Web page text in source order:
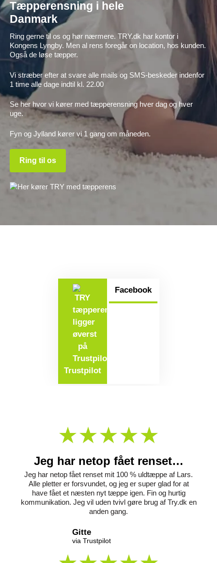
Tæpperensning i hele
Danmark
Ring gerne til os og hør nærmere. TRY.dk har kontor i
Kongens Lyngby. Men al rens foregår on location, hos kunden.
Også de løse tæpper.
Vi stræber efter at svare alle mails og SMS-beskeder indenfor
1 time alle dage indtil kl. 22.00
Se her hvor vi kører med tæpperensning hver dag og hver
uge.
Fyn og Jylland kører vi 1 gang om måneden.
Ring til os
Trustpilot
Facebook
Jeg har netop fået renset…
Jeg har netop fået renset mit 100 % uldtæppe af Lars.
Alle pletter er forsvundet, og jeg er super glad for at
have fået et næsten nyt tæppe igen. Fin og hurtig
kommunikation. Jeg vil uden tvivl gøre brug af Try.dk en
anden gang.
Gitte
via Trustpilot